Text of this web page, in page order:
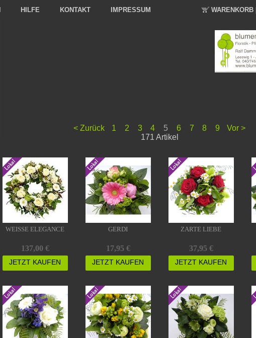
HILFE KONTAKT IMPRESSUM WARENKORB |
< Zurück 1 2 3 4 5 6 7 8 9
Vor >
171 Artikel
WEISSE ELEGANCE
137,00 €
JETZT KAUFEN
GERDI
17,95 €
JETZT KAUFEN
ZARTE LIEBE
37,95 €
JETZT KAUFEN